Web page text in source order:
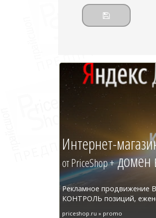
Интернет-
от PriceShop +домен
Рекламное продвижение
КОНТРОЛЬ позиций,
priceshop.ru » promo